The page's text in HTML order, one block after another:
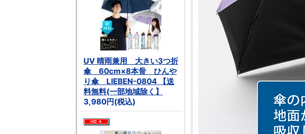
UV 晴雨兼用 大きい3つ折
傘 60cm×8本骨 ひんや
り傘 LIEBEN-0804 【送
料無料(一部地域除く】
3,980円(税込)